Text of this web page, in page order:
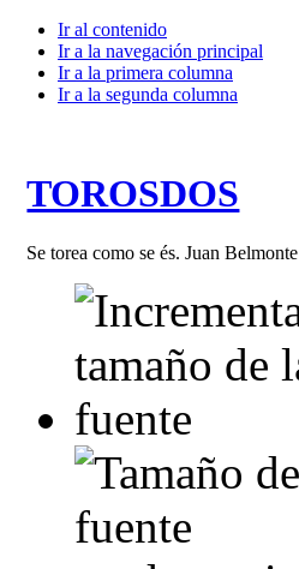
Ir al contenido
Ir a la navegación principal
Ir a la primera columna
Ir a la segunda columna
TOROSDOS
Se torea como se és. Juan Belmonte